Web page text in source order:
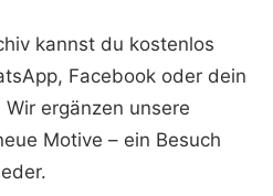
kannst du kostenlos
Facebook oder dein
ergänzen unsere
Motive – ein Besuch